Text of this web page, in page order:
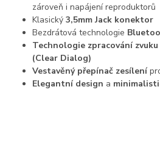
zároveň i napájení reproduktorů
Klasický 3,5mm Jack konektor
Bezdrátová technologie
Technologie zpracování
(Clear Dialog)
Vestavěný přepínač zesílení
Elegantní design a